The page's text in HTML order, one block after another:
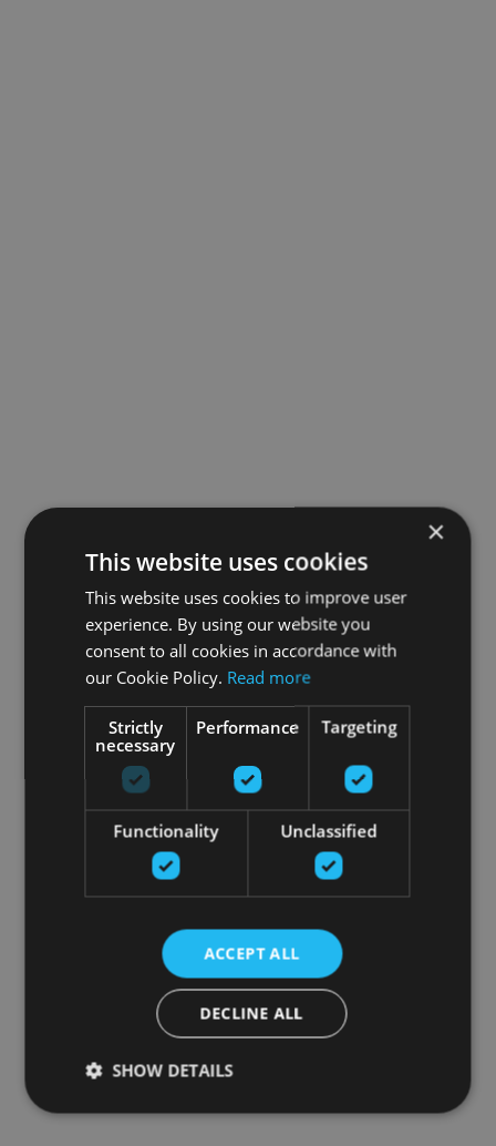
×
This website uses cookies
This website uses cookies to improve user
experience. By using our website you
consent to all cookies in accordance with
our Cookie Policy. Read more
Strictly
necessary
Performance Targeting
Functionality Unclassified
ACCEPT ALL
DECLINE ALL
SHOW DETAILS